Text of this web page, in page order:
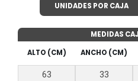
UNIDADES POR CAJA
MEDIDAS
ALTO (CM)
ANCHO (CM)
63 33